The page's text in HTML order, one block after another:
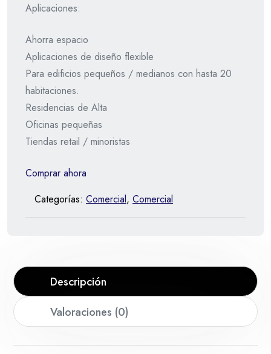
Aplicaciones:
Ahorra espacio
Aplicaciones de diseño flexible
Para edificios pequeños / medianos con hasta 20
habitaciones.
Residencias de Alta
Oficinas pequeñas
Tiendas retail / minoristas
Comprar ahora
Categorías: Comercial, Comercial
Descripción
Valoraciones (0)